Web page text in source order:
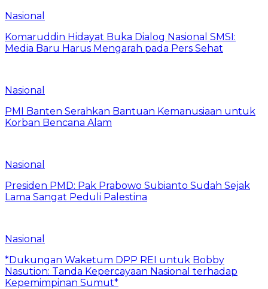
Nasional
Komaruddin Hidayat Buka Dialog Nasional SMSI:
Media Baru Harus Mengarah pada Pers Sehat
Nasional
PMI Banten Serahkan Bantuan Kemanusiaan untuk
Korban Bencana Alam
Nasional
Presiden PMD: Pak Prabowo Subianto Sudah Sejak
Lama Sangat Peduli Palestina
Nasional
*Dukungan Waketum DPP REI untuk Bobby
Nasution: Tanda Kepercayaan Nasional terhadap
Kepemimpinan Sumut*